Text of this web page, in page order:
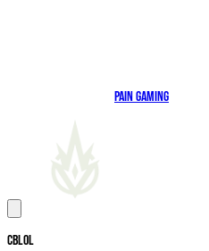
paiN Gaming
CBLOL